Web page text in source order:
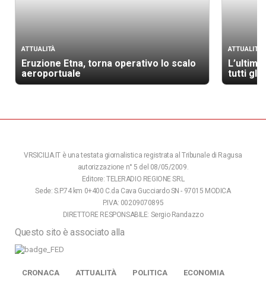
ATTUALITÀ
Eruzione Etna, torna operativo lo scalo
aeroportuale
ATTUALITÀ
tutti gli
VRSICILIA.IT è una testata giornalistica registrata al Tribunale di Ragusa
autorizzazione n° 5 del 08/05/2009.
Editore: TELERADIO REGIONE SRL
Sede: S.P.74 km 0+400 C.da Cava Gucciardo SN - 97015 MODICA
P.IVA: 00209070895
DIRETTORE RESPONSABILE: Sergio Randazzo
Questo sito è associato alla
CRONACA ATTUALITÀ POLITICA ECONOMIA